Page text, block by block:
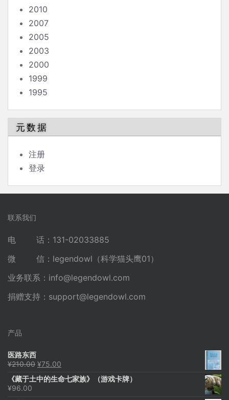
2010
2007
2005
2003
2000
1999
1995
元数据
注册
登录
联系我们
电 话：131-02033885
微 信：legendowl（科学猫头鹰01）
业务联系： info@legendowl.com
捐赠支持： support@legendowl.com
产品
医路东西
¥210.00 原
为：
¥75.00
价
《藏于土中的生命七家族》（游戏卡牌）
¥96.00